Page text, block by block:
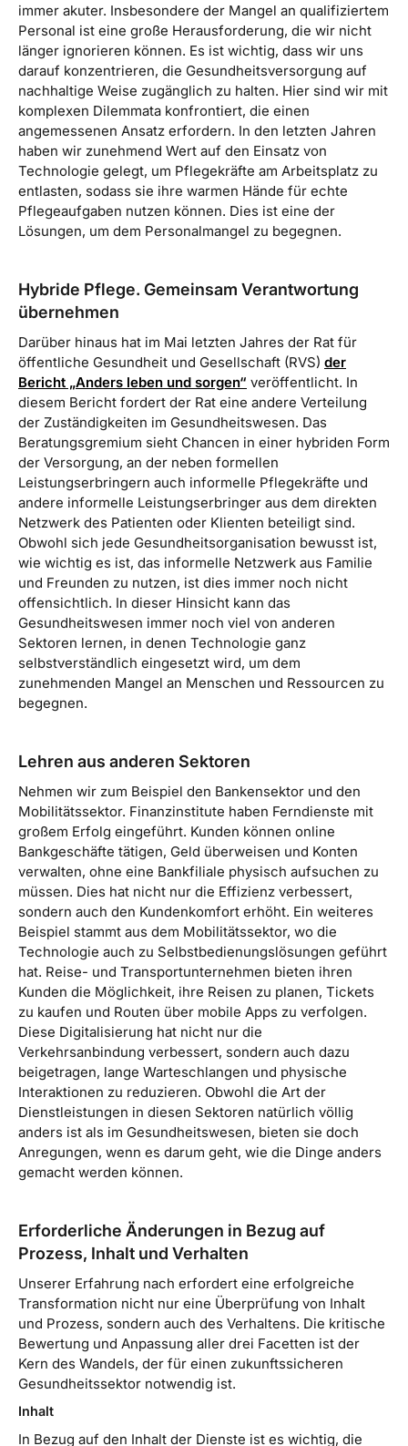
immer akuter. Insbesondere der Mangel an qualifiziertem
Personal ist eine große Herausforderung, die wir nicht
länger ignorieren können. Es ist wichtig, dass wir uns
darauf konzentrieren, die Gesundheitsversorgung auf
nachhaltige Weise zugänglich zu halten. Hier sind wir mit
komplexen Dilemmata konfrontiert, die einen
angemessenen Ansatz erfordern. In den letzten Jahren
haben wir zunehmend Wert auf den Einsatz von
Technologie gelegt, um Pflegekräfte am Arbeitsplatz zu
entlasten, sodass sie ihre warmen Hände für echte
Pflegeaufgaben nutzen können. Dies ist eine der
Lösungen, um dem Personalmangel zu begegnen.
Hybride Pflege. Gemeinsam Verantwortung
übernehmen
Darüber hinaus hat im Mai letzten Jahres der Rat für
öffentliche Gesundheit und Gesellschaft (RVS) der
Bericht „Anders leben und sorgen“ veröffentlicht. In
diesem Bericht fordert der Rat eine andere Verteilung
der Zuständigkeiten im Gesundheitswesen. Das
Beratungsgremium sieht Chancen in einer hybriden Form
der Versorgung, an der neben formellen
Leistungserbringern auch informelle Pflegekräfte und
andere informelle Leistungserbringer aus dem direkten
Netzwerk des Patienten oder Klienten beteiligt sind.
Obwohl sich jede Gesundheitsorganisation bewusst ist,
wie wichtig es ist, das informelle Netzwerk aus Familie
und Freunden zu nutzen, ist dies immer noch nicht
offensichtlich. In dieser Hinsicht kann das
Gesundheitswesen immer noch viel von anderen
Sektoren lernen, in denen Technologie ganz
selbstverständlich eingesetzt wird, um dem
zunehmenden Mangel an Menschen und Ressourcen zu
begegnen.
Lehren aus anderen Sektoren
Nehmen wir zum Beispiel den Bankensektor und den
Mobilitätssektor. Finanzinstitute haben Ferndienste mit
großem Erfolg eingeführt. Kunden können online
Bankgeschäfte tätigen, Geld überweisen und Konten
verwalten, ohne eine Bankfiliale physisch aufsuchen zu
müssen. Dies hat nicht nur die Effizienz verbessert,
sondern auch den Kundenkomfort erhöht. Ein weiteres
Beispiel stammt aus dem Mobilitätssektor, wo die
Technologie auch zu Selbstbedienungslösungen geführt
hat. Reise- und Transportunternehmen bieten ihren
Kunden die Möglichkeit, ihre Reisen zu planen, Tickets
zu kaufen und Routen über mobile Apps zu verfolgen.
Diese Digitalisierung hat nicht nur die
Verkehrsanbindung verbessert, sondern auch dazu
beigetragen, lange Warteschlangen und physische
Interaktionen zu reduzieren. Obwohl die Art der
Dienstleistungen in diesen Sektoren natürlich völlig
anders ist als im Gesundheitswesen, bieten sie doch
Anregungen, wenn es darum geht, wie die Dinge anders
gemacht werden können.
Erforderliche Änderungen in Bezug auf
Prozess, Inhalt und Verhalten
Unserer Erfahrung nach erfordert eine erfolgreiche
Transformation nicht nur eine Überprüfung von Inhalt
und Prozess, sondern auch des Verhaltens. Die kritische
Bewertung und Anpassung aller drei Facetten ist der
Kern des Wandels, der für einen zukunftssicheren
Gesundheitssektor notwendig ist.
Inhalt
In Bezug auf den Inhalt der Dienste ist es wichtig, die